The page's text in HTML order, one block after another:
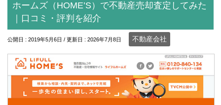
ホームズ（HOME’S）で不動産売却査定してみた
｜口コミ・評判を紹介
公開日 : 2019年5月6日 / 更新日 : 2026年7月8日 不動産会社